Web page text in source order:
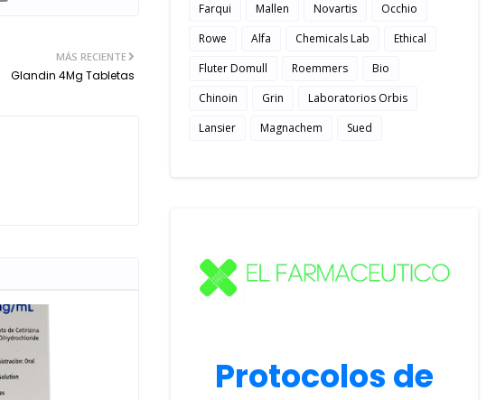
MÁS RECIENTE
Glandin 4Mg Tabletas
Farqui
Mallen Novartis
Occhio
Rowe
Alfa Chemicals Lab
Ethical
Fluter Domull
Roemmers
Bio
Chinoin
Grin
Laboratorios Orbis
Lansier
Magnachem Sued
Protocolos de